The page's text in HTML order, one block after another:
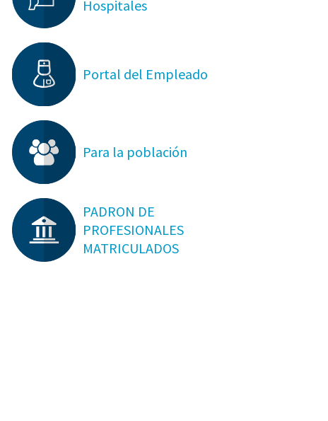
Hospitales
Portal del Empleado
Para la población
PADRON DE
PROFESIONALES
MATRICULADOS